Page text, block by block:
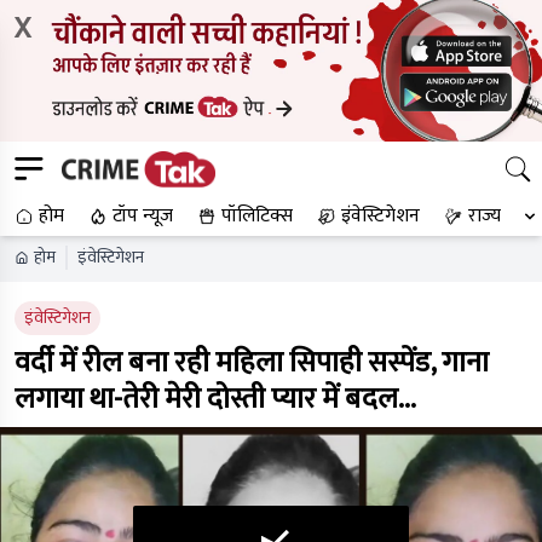
X
होम टॉप न्यूज पॉलिटिक्स इंवेस्टिगेशन राज्य
होम इंवेस्टिगेशन
इंवेस्टिगेशन
वर्दी में रील बना रही महिला सिपाही सस्पेंड, गाना
लगाया था-तेरी मेरी दोस्ती प्यार में बदल...